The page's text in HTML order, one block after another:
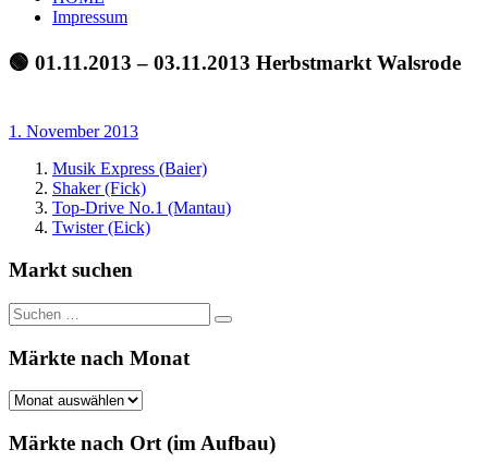
Index
der
letzten
Impressum
🟢 01.11.2013 – 03.11.2013 Herbstmarkt Walsrode
1. November 2013
Musik Express (Baier)
Shaker (Fick)
Top-Drive No.1 (Mantau)
Twister (Eick)
Markt suchen
Suchen
nach:
Suchen
Märkte nach Monat
Märkte
Monat
Märkte nach Ort (im Aufbau)